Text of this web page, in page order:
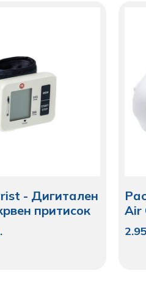
- Дигитален
притисок
Air